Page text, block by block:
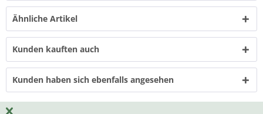
Ähnliche Artikel
Kunden kauften auch
Kunden haben sich ebenfalls angesehen